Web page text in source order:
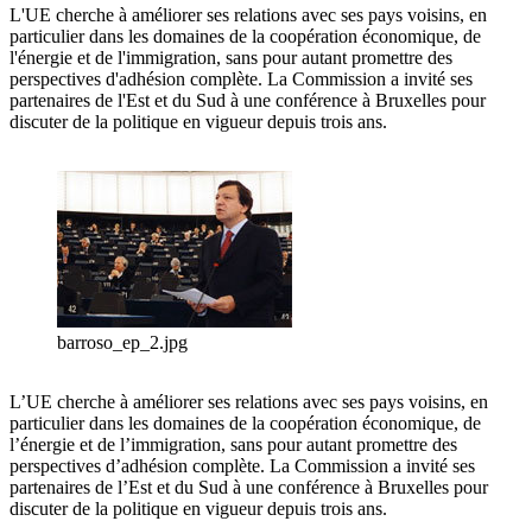
L'UE cherche à améliorer ses relations avec ses pays voisins, en
particulier dans les domaines de la coopération économique, de
l'énergie et de l'immigration, sans pour autant promettre des
perspectives d'adhésion complète. La Commission a invité ses
partenaires de l'Est et du Sud à une conférence à Bruxelles pour
discuter de la politique en vigueur depuis trois ans.
barroso_ep_2.jpg
L’UE cherche à améliorer ses relations avec ses pays voisins, en
particulier dans les domaines de la coopération économique, de
l’énergie et de l’immigration, sans pour autant promettre des
perspectives d’adhésion complète. La Commission a invité ses
partenaires de l’Est et du Sud à une conférence à Bruxelles pour
discuter de la politique en vigueur depuis trois ans.